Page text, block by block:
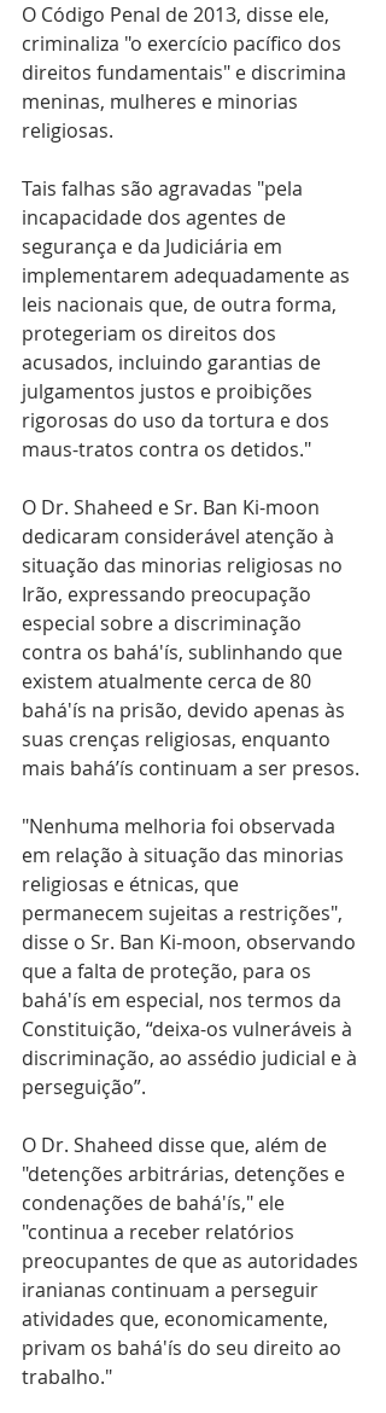
O Código Penal de 2013, disse ele,
criminaliza "o exercício pacífico dos
direitos fundamentais" e discrimina
meninas, mulheres e minorias
religiosas.
Tais falhas são agravadas "pela
incapacidade dos agentes de
segurança e da Judiciária em
implementarem adequadamente as
leis nacionais que, de outra forma,
protegeriam os direitos dos
acusados, incluindo garantias de
julgamentos justos e proibições
rigorosas do uso da tortura e dos
maus-tratos contra os detidos."
O Dr. Shaheed e Sr. Ban Ki-moon
dedicaram considerável atenção à
situação das minorias religiosas no
Irão, expressando preocupação
especial sobre a discriminação
contra os bahá'ís, sublinhando que
existem atualmente cerca de 80
bahá'ís na prisão, devido apenas às
suas crenças religiosas, enquanto
mais bahá’ís continuam a ser presos.
"Nenhuma melhoria foi observada
em relação à situação das minorias
religiosas e étnicas, que
permanecem sujeitas a restrições",
disse o Sr. Ban Ki-moon, observando
que a falta de proteção, para os
bahá'ís em especial, nos termos da
Constituição, “deixa-os vulneráveis ​​à
discriminação, ao assédio judicial e à
perseguição”.
O Dr. Shaheed disse que, além de
"detenções arbitrárias, detenções e
condenações de bahá'ís," ele
"continua a receber relatórios
preocupantes de que as autoridades
iranianas continuam a perseguir
atividades que, economicamente,
privam os bahá'ís do seu direito ao
trabalho."